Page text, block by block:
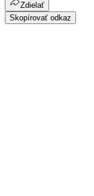
Zdielať
Skopírovať odkaz